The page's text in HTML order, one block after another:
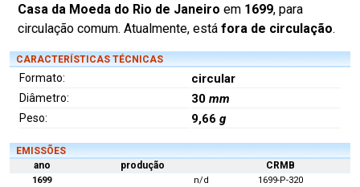
Casa da Moeda do Rio de Janeiro em 1699, para
circulação comum. Atualmente, está fora de circulação.
CARACTERÍSTICAS TÉCNICAS
Formato: circular
Diâmetro: 30 mm
Peso: 9,66 g
EMISSÕES
ano
produção CRMB
1699 n/d 1699-P-320